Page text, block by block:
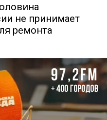
не принимает
ремонта